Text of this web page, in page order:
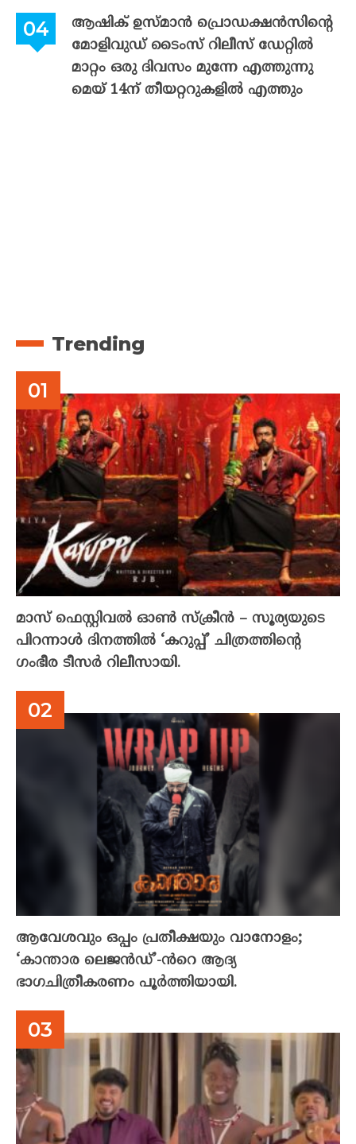
ആഷിക് ഉസ്മാൻ പ്രൊഡക്ഷൻസിന്റെ
മോളിവുഡ് ടൈംസ് റിലീസ് ഡേറ്റിൽ
മാറ്റം ഒരു ദിവസം മുന്നേ എത്തുന്നു
മെയ് 14ന് തീയറ്ററുകളിൽ എത്തും
Trending
മാസ് ഫെസ്റ്റിവൽ ഓൺ സ്‌ക്രീൻ – സൂര്യയുടെ
പിറന്നാൾ ദിനത്തിൽ ‘കറുപ്പ്’ ചിത്രത്തിന്റെ
ഗംഭീര ടീസർ റിലീസായി.
ആവേശവും ഒപ്പം പ്രതീക്ഷയും വാനോളം;
‘കാന്താര ലെജൻഡ്’-ൻറെ ആദ്യ
ഭാഗചിത്രീകരണം പൂർത്തിയായി.